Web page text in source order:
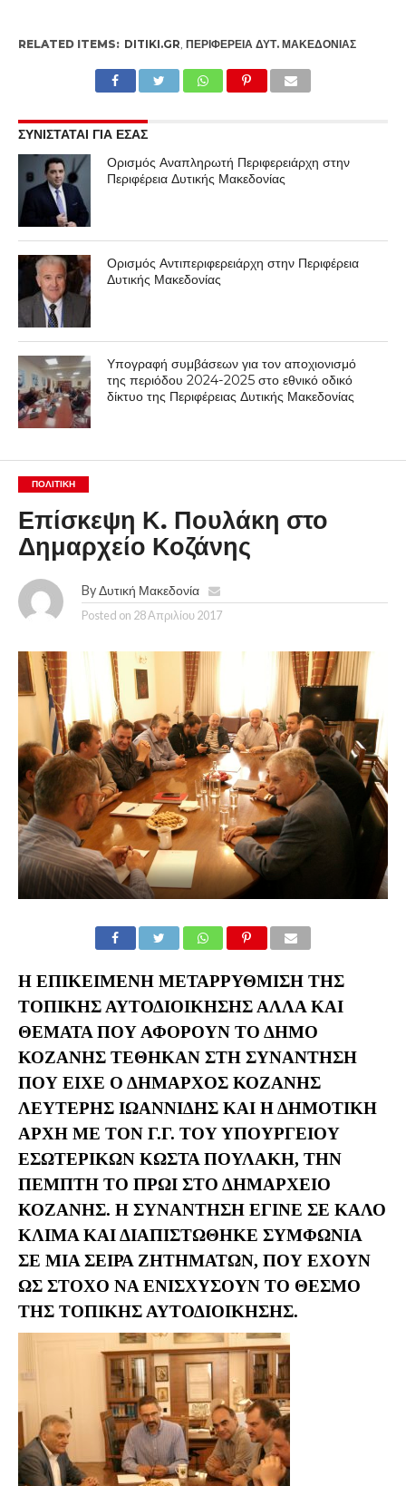
RELATED ITEMS: DITIKI.GR ΠΕΡΙΦΈΡΕΙΑ ΔΥΤ. ΜΑΚΕΔΟΝΊΑΣ
ΣΥΝΙΣΤΑΤΑΙ ΓΙΑ ΕΣΑΣ
Ορισμός Αναπληρωτή Περιφερειάρχη στην
Περιφέρεια Δυτικής Μακεδονίας
Ορισμός Αντιπεριφερειάρχη στην Περιφέρεια
Δυτικής Μακεδονίας
Υπογραφή συμβάσεων για τον αποχιονισμό
της περιόδου 2024-2025 στο εθνικό οδικό
δίκτυο της Περιφέρειας Δυτικής Μακεδονίας
ΠΟΛΙΤΙΚΉ
Επίσκεψη Κ. Πουλάκη στο
Δημαρχείο Κοζάνης
By Δυτική Μακεδονία
Posted on 28 Απριλίου 2017
Η ΕΠΙΚΕΊΜΕΝΗ ΜΕΤΑΡΡΎΘΜΙΣΗ ΤΗΣ
ΤΟΠΙΚΉΣ ΑΥΤΟΔΙΟΊΚΗΣΗΣ ΑΛΛΆ ΚΑΙ
ΘΈΜΑΤΑ ΠΟΥ ΑΦΟΡΟΎΝ ΤΟ ΔΉΜΟ
ΚΟΖΆΝΗΣ ΤΈΘΗΚΑΝ ΣΤΗ ΣΥΝΆΝΤΗΣΗ
ΠΟΥ ΕΊΧΕ Ο ΔΉΜΑΡΧΟΣ ΚΟΖΆΝΗΣ
ΛΕΥΤΈΡΗΣ ΙΩΑΝΝΊΔΗΣ ΚΑΙ Η ΔΗΜΟΤΙΚΉ
ΑΡΧΉ ΜΕ ΤΟΝ Γ.Γ. ΤΟΥ ΥΠΟΥΡΓΕΊΟΥ
ΕΣΩΤΕΡΙΚΏΝ ΚΏΣΤΑ ΠΟΥΛΆΚΗ, ΤΗΝ
ΠΈΜΠΤΗ ΤΟ ΠΡΩΊ ΣΤΟ ΔΗΜΑΡΧΕΊΟ
ΚΟΖΆΝΗΣ. H ΣΥΝΆΝΤΗΣΗ ΈΓΙΝΕ ΣΕ ΚΑΛΌ
ΚΛΊΜΑ ΚΑΙ ΔΙΑΠΙΣΤΏΘΗΚΕ ΣΥΜΦΩΝΊΑ
ΣΕ ΜΙΑ ΣΕΙΡΆ ΖΗΤΗΜΆΤΩΝ, ΠΟΥ ΈΧΟΥΝ
ΩΣ ΣΤΌΧΟ ΝΑ ΕΝΙΣΧΎΣΟΥΝ ΤΟ ΘΕΣΜΌ
ΤΗΣ ΤΟΠΙΚΉΣ ΑΥΤΟΔΙΟΊΚΗΣΗΣ.